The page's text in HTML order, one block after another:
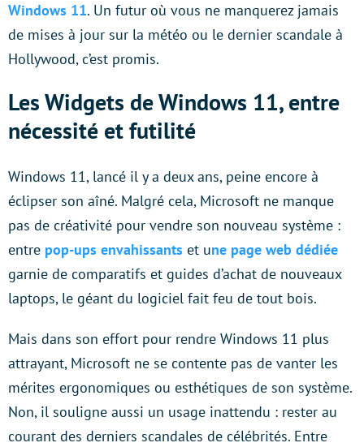
Windows 11. Un futur où vous ne manquerez jamais
de mises à jour sur la météo ou le dernier scandale à
Hollywood, c’est promis.
Les Widgets de Windows 11, entre
nécessité et futilité
Windows 11, lancé il y a deux ans, peine encore à
éclipser son aîné. Malgré cela, Microsoft ne manque
pas de créativité pour vendre son nouveau système :
entre pop-ups envahissants et une page web dédiée
garnie de comparatifs et guides d’achat de nouveaux
laptops, le géant du logiciel fait feu de tout bois.
Mais dans son effort pour rendre Windows 11 plus
attrayant, Microsoft ne se contente pas de vanter les
mérites ergonomiques ou esthétiques de son système.
Non, il souligne aussi un usage inattendu : rester au
courant des derniers scandales de célébrités. Entre